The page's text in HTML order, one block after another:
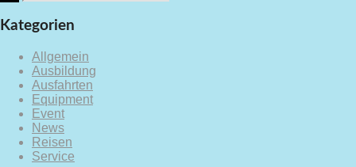
Kategorien
Allgemein
Ausbildung
Ausfahrten
Equipment
Event
News
Reisen
Service